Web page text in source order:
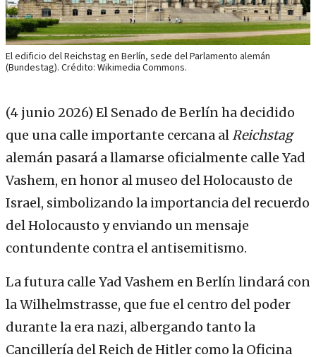
El edificio del Reichstag en Berlín, sede del Parlamento alemán
(Bundestag). Crédito: Wikimedia Commons.
(4 junio 2026) El Senado de Berlín ha decidido
que una calle importante cercana alReichstag
alemán pasará a llamarse oficialmente calle Yad
Vashem, en honor al museo del Holocausto de
Israel, simbolizando la importancia del recuerdo
del Holocausto y enviando un mensaje
contundente contra el antisemitismo.
La futura calle Yad Vashem en Berlín lindará con
la Wilhelmstrasse, que fue el centro del poder
durante la era nazi, albergando tanto la
Cancillería del Reich de Hitler como la Oficina